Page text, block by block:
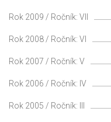
Rok 2009 / Ročník: VII
Rok 2008 / Ročník: VI
Rok 2007 / Ročník: V
Rok 2006 / Ročník: IV
Rok 2005 / Ročník: III